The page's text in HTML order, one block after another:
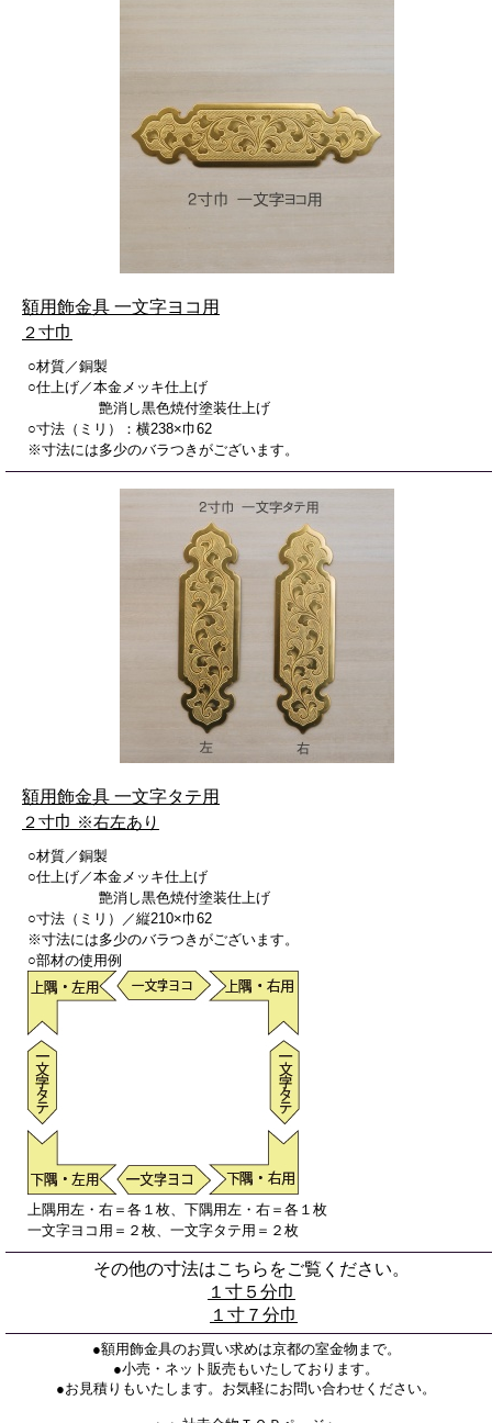
額用飾金具 一文字ヨコ用
２寸巾
○材質／銅製
○仕上げ／本金メッキ仕上げ
艶消し黒色焼付塗装仕上げ
○寸法（ミリ）：横238×巾62
※寸法には多少のバラつきがございます。
額用飾金具 一文字タテ用
２寸巾 ※右左あり
○材質／銅製
○仕上げ／本金メッキ仕上げ
艶消し黒色焼付塗装仕上げ
○寸法（ミリ）／縦210×巾62
※寸法には多少のバラつきがございます。
○部材の使用例
上隅用左・右＝各１枚、下隅用左・右＝各１枚
一文字ヨコ用＝２枚、一文字タテ用＝２枚
その他の寸法はこちらをご覧ください。
１寸５分巾
１寸７分巾
●額用飾金具のお買い求めは京都の室金物まで。
●小売・ネット販売もいたしております。
●お見積りもいたします。お気軽にお問い合わせください。